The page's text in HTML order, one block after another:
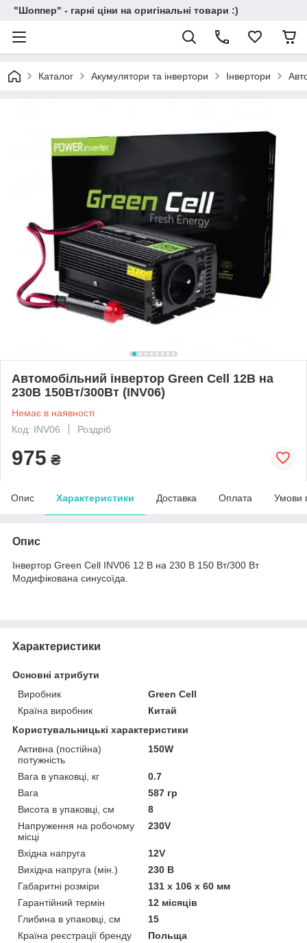
"Шоппер" - гарні ціни на оригінальні товари :)
Каталог Акумулятори та інвертори Інвертори
Автомобільний інвертор Green Cell 12В на
230В 150Вт/300Вт (INV06)
Немає в наявності
Код: INV06
Роздріб
975 ₴
Опис Характеристики Доставка Оплата Умови
Опис
Інвертор Green Cell INV06 12 В на 230 В 150 Вт/300 Вт
Модифікована синусоїда.
Характеристики
Основні атрибути
Виробник
Green Cell
Країна виробник
Китай
Користувальницькі характеристики
Активна (постійна)
потужність
150W
Вага в упаковці, кг
0.7
Вага
587 гр
Висота в упаковці, см
8
Напруження на робочому
місці
230V
Вхідна напруга
12V
Вихідна напруга (мін.)
230 В
Габаритні розміри
131 х 106 х 60 мм
Гарантійний термін
12 місяців
Глибина в упаковці, см
15
Країна реєстрації бренду
Польща